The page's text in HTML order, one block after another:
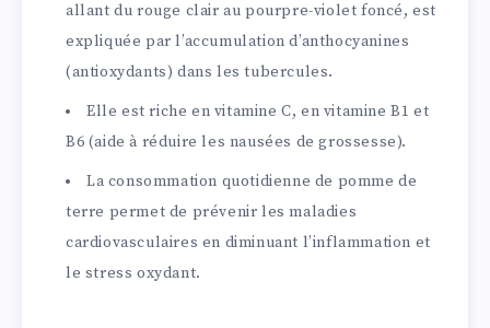
allant du rouge clair au pourpre-violet foncé, est
expliquée par l’accumulation d’anthocyanines
(antioxydants) dans les tubercules.
Elle est riche en vitamine C, en vitamine B1 et
B6 (aide à réduire les nausées de grossesse).
La consommation quotidienne de pomme de
terre permet de prévenir les maladies
cardiovasculaires en diminuant l’inflammation et
le stress oxydant.